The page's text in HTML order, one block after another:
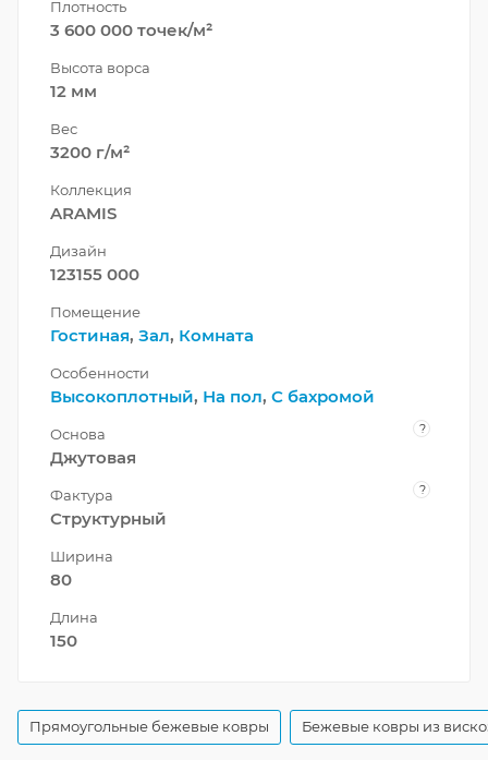
Плотность
3 600 000 точек/м²
Высота ворса
12 мм
Вес
3200 г/м²
Коллекция
ARAMIS
Дизайн
123155 000
Помещение
Гостиная, Зал, Комната
Особенности
Высокоплотный, На пол, С бахромой
Основа ?
Джутовая
Фактура ?
Структурный
Ширина
80
Длина
150
Прямоугольные бежевые ковры Бежевые ковры из